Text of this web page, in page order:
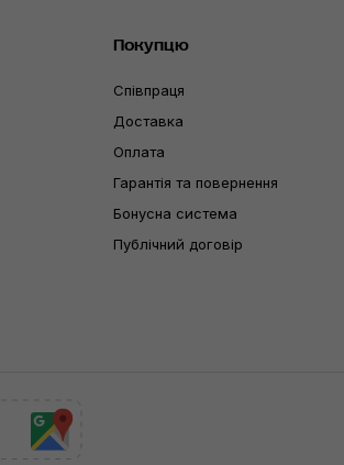
Покупцю
Співпраця
Доставка
Оплата
Гарантія та повернення
Бонусна система
Публічний договір